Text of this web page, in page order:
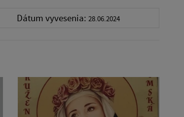
Dátum vyvesenia: 28.06.2024